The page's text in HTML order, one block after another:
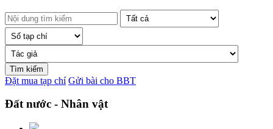
Đặt mua tạp chí Gửi bài cho BBT
Đất nước - Nhân vật